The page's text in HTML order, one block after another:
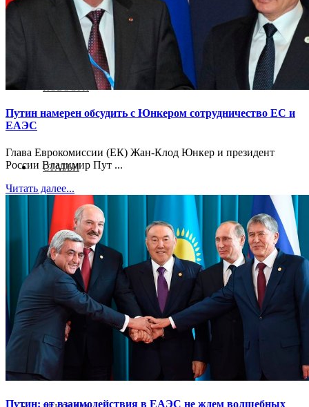
О ЖУРНАЛЕ
СТАТЬИ
ИНТЕРВЬЮ
ВЫСТАВКИ 2026
Путин намерен обсудить с Юнкером сотрудничество ЕС и
ЕАЭС
Глава Еврокомиссии (ЕК) Жан-Клод Юнкер и президент
России Владимир Пут ...
Читать далее...
Путин: от взаимодействия в ЕАЭС не ждем волшебных